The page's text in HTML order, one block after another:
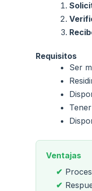
Requisitos
Ser
Ventajas